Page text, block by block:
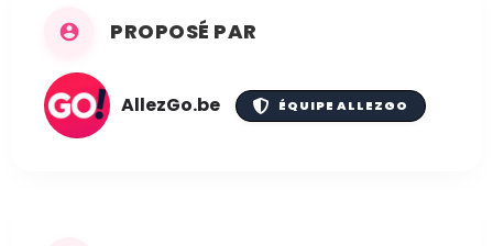
PROPOSÉ PAR
AllezGo.be ÉQUIPE ALLEZGO